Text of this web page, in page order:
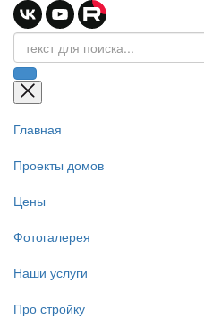
Главная
Проекты домов
Цены
Фотогалерея
Наши услуги
Про стройку